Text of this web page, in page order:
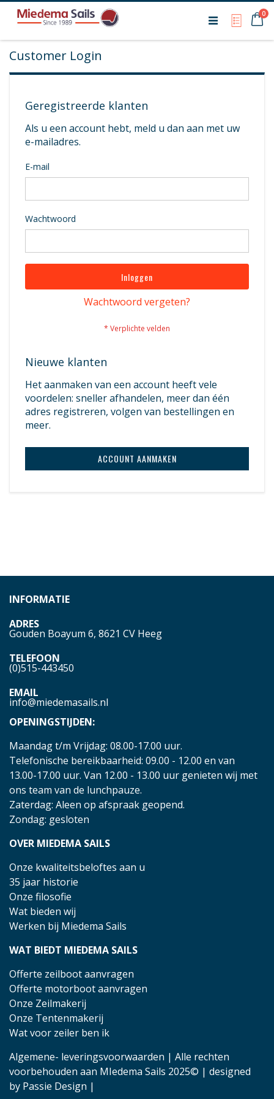
My0
Customer Login
Geregistreerde klanten
Als u een account hebt, meld u dan aan met uw
e-mailadres.
E-mail
Wachtwoord
Inloggen
Wachtwoord vergeten?
Nieuwe klanten
Het aanmaken van een account heeft vele
voordelen: sneller afhandelen, meer dan één
adres registreren, volgen van bestellingen en
meer.
ACCOUNT AANMAKEN
INFORMATIE
ADRES
Gouden Boayum 6, 8621 CV Heeg
TELEFOON
(0)515-443450
EMAIL
info@miedemasails.nl
OPENINGSTIJDEN:
Maandag t/m Vrijdag: 08.00-17.00 uur.
Telefonische bereikbaarheid: 09.00 - 12.00 en van
13.00-17.00 uur. Van 12.00 - 13.00 uur genieten wij met
ons team van de lunchpauze.
Zaterdag: Aleen op afspraak geopend.
Zondag: gesloten
OVER MIEDEMA SAILS
Onze kwaliteitsbeloftes aan u
35 jaar historie
Onze filosofie
Wat bieden wij
Werken bij Miedema Sails
WAT BIEDT MIEDEMA SAILS
Offerte zeilboot aanvragen
Offerte motorboot aanvragen
Onze Zeilmakerij
Onze Tentenmakerij
Wat voor zeiler ben ik
Algemene- leveringsvoorwaarden | Alle rechten
voorbehouden aan MIedema Sails 2025© | designed
by Passie Design |